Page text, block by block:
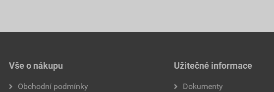
Vše o nákupu
Obchodní podmínky
Užitečné informace
Dokumenty